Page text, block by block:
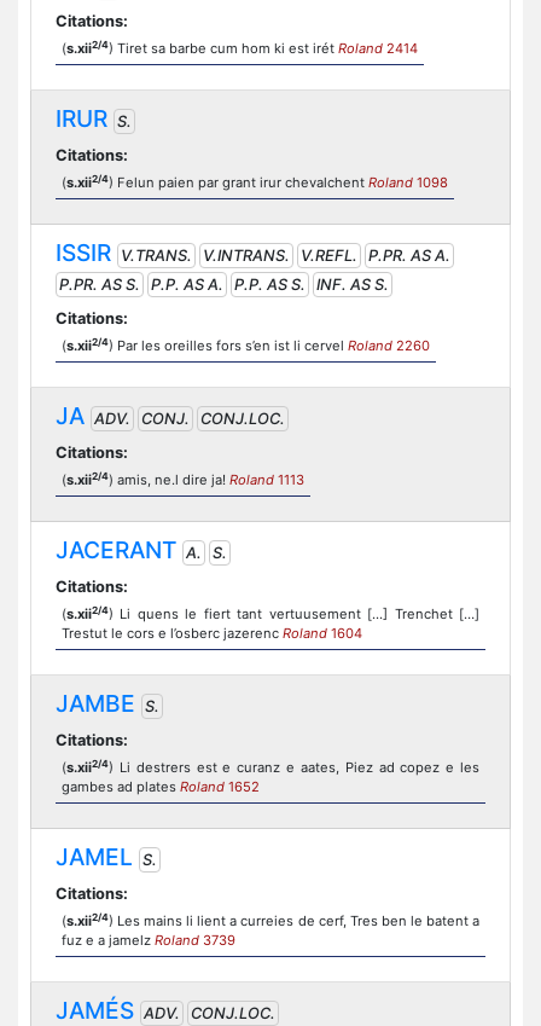
Citations:
(s.xii2/4) Tiret sa barbe cum hom ki est irét Roland 2414
IRUR S.
Citations:
(s.xii2/4) Felun paien par grant irur chevalchent Roland 1098
ISSIR V.TRANS. V.INTRANS. V.REFL.
P.PR. AS A.
P.PR. AS S.
P.P. AS A. P.P. AS S.
INF. AS S.
Citations:
(s.xii2/4) Par les oreilles fors s’en ist li cervel Roland 2260
JA ADV. CONJ.
CONJ.LOC.
Citations:
(s.xii2/4) amis, ne.l dire ja! Roland 1113
JACERANT A.
S.
Citations:
(s.xii2/4) Li quens le fiert tant vertuusement [...] Trenchet […]
Trestut le cors e l’osberc jazerenc Roland 1604
JAMBE S.
Citations:
(s.xii2/4) Li destrers est e curanz e aates, Piez ad copez e les
gambes ad plates Roland 1652
JAMEL S.
Citations:
(s.xii2/4) Les mains li lient a curreies de cerf, Tres ben le batent a
fuz e a jamelz Roland 3739
JAMÉS ADV.
CONJ.LOC.